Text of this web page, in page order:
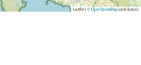
Leaflet | ©OpenStreetMapcontributors